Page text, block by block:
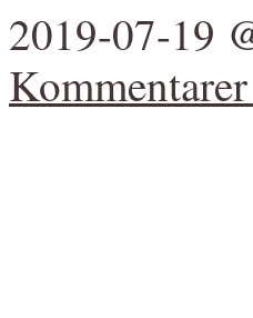
2019-07-19